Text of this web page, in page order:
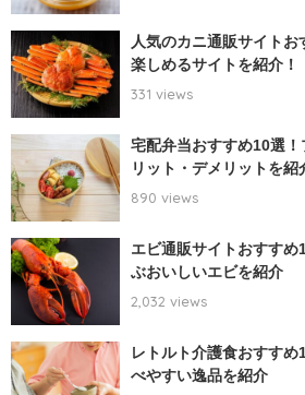
人気のカニ通販サイト
楽しめるサイトを紹介！
331 views
宅配弁当おすすめ10選
リット・デメリットを紹
890 views
エビ通販サイトおすす
ぶおいしいエビを紹介
2,032 views
レトルト介護食おすす
べやすい逸品を紹介